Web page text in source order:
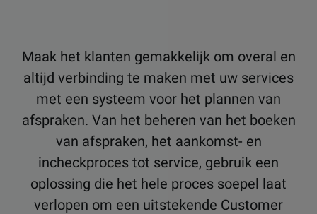
Maak het klanten gemakkelijk om overal en
altijd verbinding te maken met uw services
met een systeem voor het plannen van
afspraken. Van het beheren van het boeken
van afspraken, het aankomst- en
incheckproces tot service, gebruik een
oplossing die het hele proces soepel laat
verlopen om een ​​uitstekende Customer